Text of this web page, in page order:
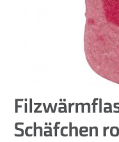
Schäfchen